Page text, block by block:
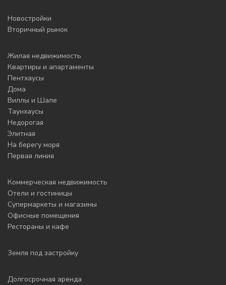
Новостройки
Вторичный рынок
Жилая недвижимость
Квартиры и апартаменты
Пентхаусы
Дома
Виллы и Шале
Таунхаусы
Недорогая
Элитная
На берегу моря
Первая линия
Коммерческая недвижимость
Отели и гостиницы
Супермаркеты и магазины
Офисные помещения
Рестораны и кафе
Земля под застройку
Долгосрочная аренда